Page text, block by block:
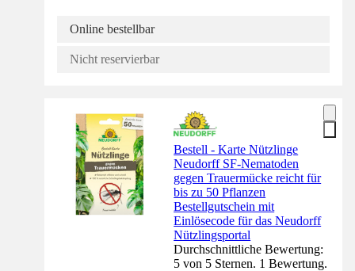
Online bestellbar
Nicht reservierbar
Bestell - Karte Nützlinge
Neudorff SF-Nematoden
gegen Trauermücke reicht für
bis zu 50 Pflanzen
Bestellgutschein mit
Einlösecode für das Neudorff
Nützlingsportal
Durchschnittliche Bewertung:
5 von 5 Sternen. 1 Bewertung.